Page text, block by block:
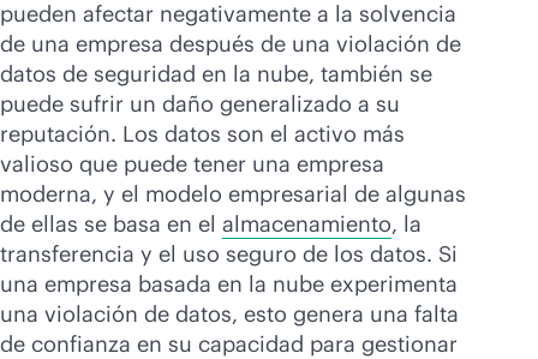
pueden afectar negativamente a la solvencia
de una empresa después de una violación de
datos de seguridad en la nube, también se
puede sufrir un daño generalizado a su
reputación. Los datos son el activo más
valioso que puede tener una empresa
moderna, y el modelo empresarial de algunas
de ellas se basa en el almacenamiento, la
transferencia y el uso seguro de los datos. Si
una empresa basada en la nube experimenta
una violación de datos, esto genera una falta
de confianza en su capacidad para gestionar